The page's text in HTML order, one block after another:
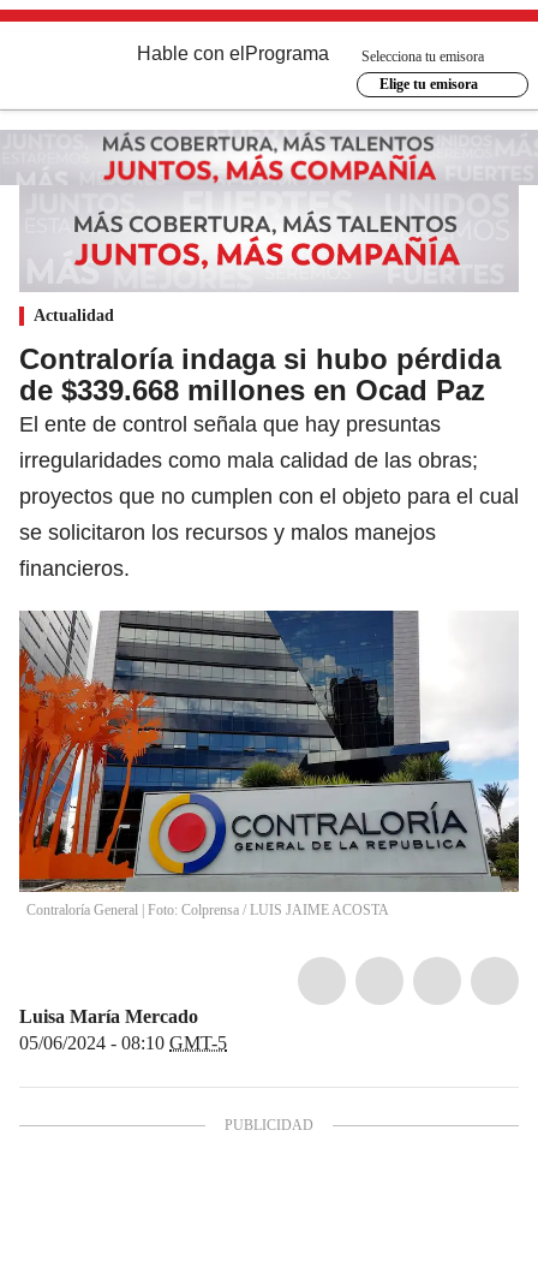
Hable con el Programa
Selecciona tu emisora
Elige tu emisora
Actualidad
Contraloría indaga si hubo pérdida
de $339.668 millones en Ocad Paz
El ente de control señala que hay presuntas
irregularidades como mala calidad de las obras;
proyectos que no cumplen con el objeto para el cual
se solicitaron los recursos y malos manejos
financieros.
Contraloría General | Foto: Colprensa / LUIS JAIME ACOSTA
Luisa María Mercado
05/06/2024 - 08:10 GMT-5